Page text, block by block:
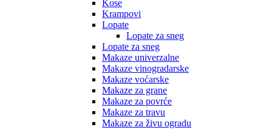
Kose
Krampovi
Lopate
Lopate za sneg
Lopate za sneg
Makaze univerzalne
Makaze vinogradarske
Makaze voćarske
Makaze za grane
Makaze za povrće
Makaze za travu
Makaze za živu ogradu